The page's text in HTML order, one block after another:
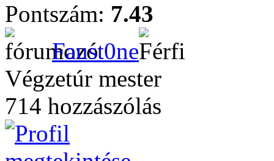
Pontszám: 7.43
Faust0ne
Végzetúr mester
714 hozzászólás